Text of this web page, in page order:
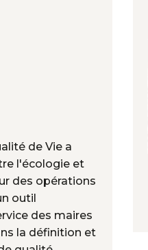
de Vie a
l'écologie et
des opérations
outil
des maires
la définition et